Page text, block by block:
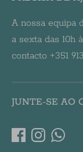
A nossa equipa
a sexta das 10h
contacto +351
JUNTE-SE AO